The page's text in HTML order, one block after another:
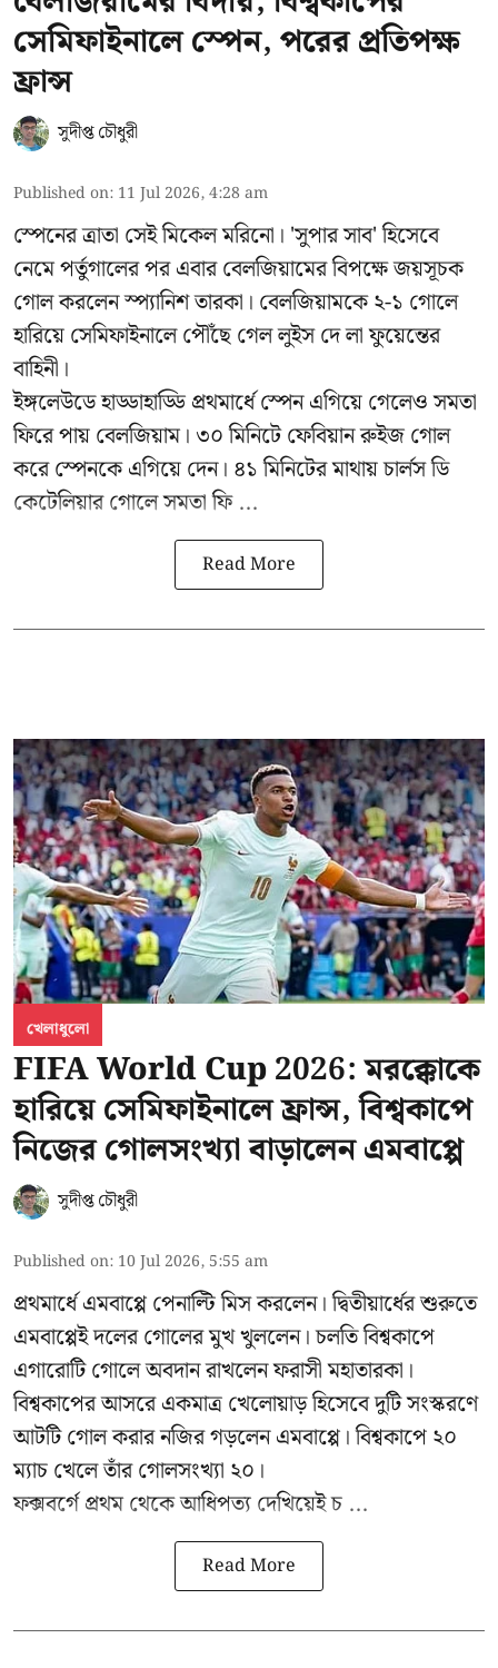
সেমিফাইনালে স্পেন, পরের প্রতিপক্ষ
ফ্রান্স
সুদীপ্ত চৌধুরী
Published on: 11 Jul 2026, 4:28 am
স্পেনের ত্রাতা সেই মিকেল মরিনো। 'সুপার সাব' হিসেবে
নেমে পর্তুগালের পর এবার বেলজিয়ামের বিপক্ষে জয়সূচক
গোল করলেন স্প্যানিশ তারকা। বেলজিয়ামকে ২-১ গোলে
হারিয়ে সেমিফাইনালে পৌঁছে গেল লুইস দে লা ফুয়েন্তের
বাহিনী।
ইঙ্গলেউডে হাড্ডাহাড্ডি প্রথমার্ধে স্পেন এগিয়ে গেলেও সমতা
ফিরে পায় বেলজিয়াম। ৩০ মিনিটে ফেবিয়ান রুইজ গোল
করে স্পেনকে এগিয়ে দেন। ৪১ মিনিটের মাথায় চার্লস ডি
কেটেলিয়ার গোলে সমতা ফি ...
Read More
খেলাধুলো
FIFA World Cup 2026: মরক্কোকে
হারিয়ে সেমিফাইনালে ফ্রান্স, বিশ্বকাপে
নিজের গোলসংখ্যা বাড়ালেন এমবাপ্পে
সুদীপ্ত চৌধুরী
Published on: 10 Jul 2026, 5:55 am
প্রথমার্ধে এমবাপ্পে পেনাল্টি মিস করলেন। দ্বিতীয়ার্ধের শুরুতে
এমবাপ্পেই দলের গোলের মুখ খুললেন। চলতি বিশ্বকাপে
এগারোটি গোলে অবদান রাখলেন ফরাসী মহাতারকা।
বিশ্বকাপের আসরে একমাত্র খেলোয়াড় হিসেবে দুটি সংস্করণে
আটটি গোল করারনজির গড়লেন এমবাপ্পে। বিশ্বকাপে ২০
ম্যাচ খেলে তাঁর গোলসংখ্যা ২০।
ফক্সবর্গে প্রথম থেকে আধিপত্য দেখিয়েই চ ...
Read More